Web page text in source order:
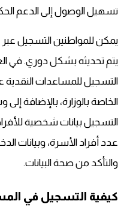
تسهيل الوصول إلى الدعم
يمكن للمواطنين التسجيل
يتم تحديثه بشكل دوري. في
التسجيل للمساعدات النقدية
الخاصة بالوزارة، بالإضافة
التسجيل بيانات شخصية
عدد أفراد الأسرة، وبيانات
والتأكد من صحة البيانات.
كيفية التسجيل في